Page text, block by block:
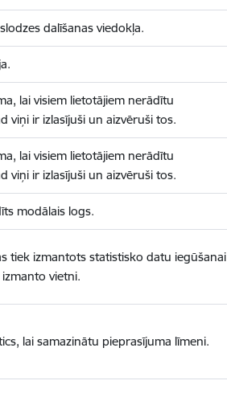
dalīšanas viedokļa.
lai visiem lietotājiem nerādītu
viņi ir izlasījuši un aizvēruši tos.
lai visiem lietotājiem nerādītu
viņi ir izlasījuši un aizvēruši tos.
modālais logs.
tiek izmantots statistisko datu iegūšanai
vietni.
lai samazinātu pieprasījuma līmeni.